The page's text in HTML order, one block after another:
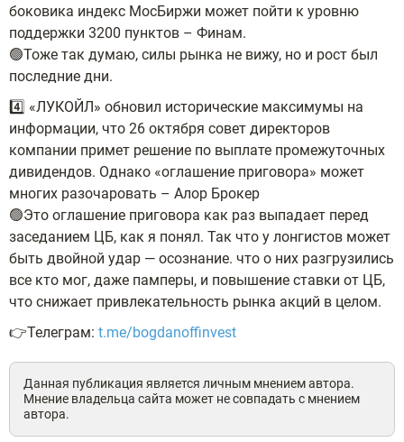
боковика индекс МосБиржи может пойти к уровню
поддержки 3200 пунктов – Финам.
🟢Тоже так думаю, силы рынка не вижу, но и рост был
последние дни.
4️⃣ «ЛУКОЙЛ» обновил исторические максимумы на
информации, что 26 октября совет директоров
компании примет решение по выплате промежуточных
дивидендов. Однако «оглашение приговора» может
многих разочаровать – Алор Брокер
🟢Это оглашение приговора как раз выпадает перед
заседанием ЦБ, как я понял. Так что у лонгистов может
быть двойной удар — осознание. что о них разгрузились
все кто мог, даже памперы, и повышение ставки от ЦБ,
что снижает привлекательность рынка акций в целом.
👉Телеграм: t.me/bogdanoffinvest
Данная публикация является личным мнением автора.
Мнение владельца сайта может не совпадать с мнением
автора.